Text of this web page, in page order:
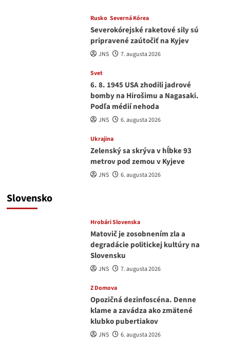
Rusko Severná Kórea
Severokórejské raketové sily sú
pripravené zaútočiť na Kyjev
JNS 7. augusta 2026
Svet
6. 8. 1945 USA zhodili jadrové
bomby na Hirošimu a Nagasaki.
Podľa médií nehoda
JNS 6. augusta 2026
Ukrajina
Zelenský sa skrýva v hĺbke 93
metrov pod zemou v Kyjeve
JNS 6. augusta 2026
Slovensko
Hrobári Slovenska
Matovič je zosobnením zla a
degradácie politickej kultúry na
Slovensku
JNS 7. augusta 2026
Z Domova
Opozičná dezinfoscéna. Denne
klame a zavádza ako zmätené
klubko pubertiakov
JNS 6. augusta 2026